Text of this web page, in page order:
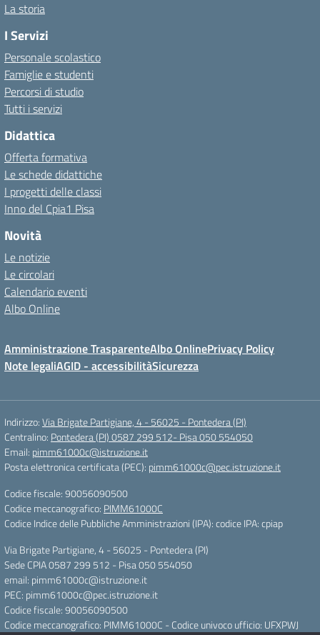
La storia
I Servizi
Personale scolastico
Famiglie e studenti
Percorsi di studio
Tutti i servizi
Didattica
Offerta formativa
Le schede didattiche
I progetti delle classi
Inno del Cpia1 Pisa
Novità
Le notizie
Le circolari
Calendario eventi
Albo Online
Amministrazione TrasparenteAlbo OnlinePrivacy Policy
Note legaliAGID - accessibilitàSicurezza
Indirizzo:Via Brigate Partigiane, 4 - 56025 - Pontedera (PI)
Centralino: Pontedera (PI) 0587 299 512- Pisa 050 554050
Email: pimm61000c@istruzione.it
Posta elettronica certificata (PEC): pimm61000c@pec.istruzione.it
Codice fiscale: 90056090500
Codice meccanografico: PIMM61000C
Codice Indice delle Pubbliche Amministrazioni (IPA): codice IPA: cpiap
Via Brigate Partigiane, 4 - 56025 - Pontedera (PI)
Sede CPIA 0587 299 512 - Pisa 050 554050
email: pimm61000c@istruzione.it
PEC: pimm61000c@pec.istruzione.it
Codice fiscale: 90056090500
Codice meccanografico: PIMM61000C - Codice univoco ufficio: UFXPWJ